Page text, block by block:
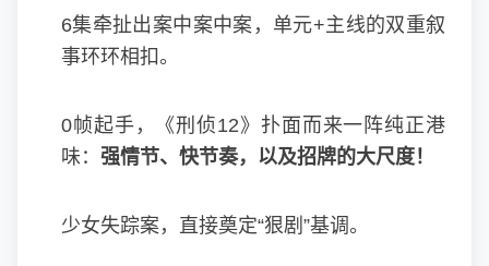
6集牵扯出案中案中案，单元+主线的双重叙
事环环相扣。
0帧起手，《刑侦12》扑面而来一阵纯正港
味： 强情节、快节奏，以及招牌的大尺度！
少女失踪案，直接奠定“狠剧”基调。